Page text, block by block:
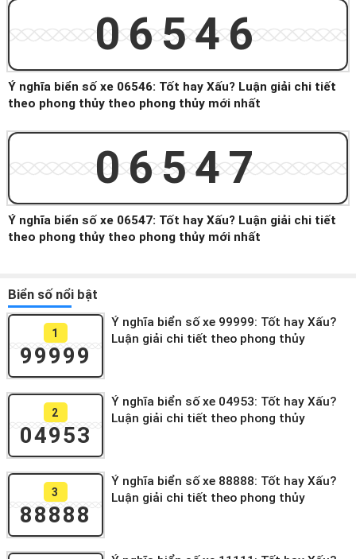
06546
Ý nghĩa biển số xe 06546: Tốt hay Xấu? Luận giải chi tiết
theo phong thủy theo phong thủy mới nhất
06547
Ý nghĩa biển số xe 06547: Tốt hay Xấu? Luận giải chi tiết
theo phong thủy theo phong thủy mới nhất
Biển số nổi bật
1
99999
Ý nghĩa biển số xe 99999: Tốt hay Xấu?
Luận giải chi tiết theo phong thủy
2
04953
Ý nghĩa biển số xe 04953: Tốt hay Xấu?
Luận giải chi tiết theo phong thủy
3
88888
Ý nghĩa biển số xe 88888: Tốt hay Xấu?
Luận giải chi tiết theo phong thủy